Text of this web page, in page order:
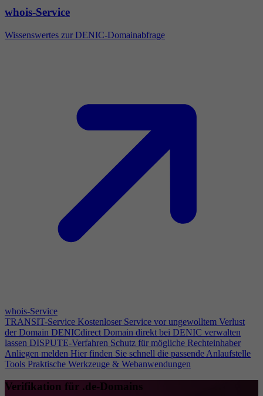
whois-Service
Wissenswertes zur DENIC-Domainabfrage
whois-Service
TRANSIT-Service Kostenloser Service vor ungewolltem Verlust
der Domain DENICdirect Domain direkt bei DENIC verwalten
lassen DISPUTE-Verfahren Schutz für mögliche Rechteinhaber
Anliegen melden Hier finden Sie schnell die passende Anlaufstelle
Tools Praktische Werkzeuge & Webanwendungen
Verifikation für .de-Domains